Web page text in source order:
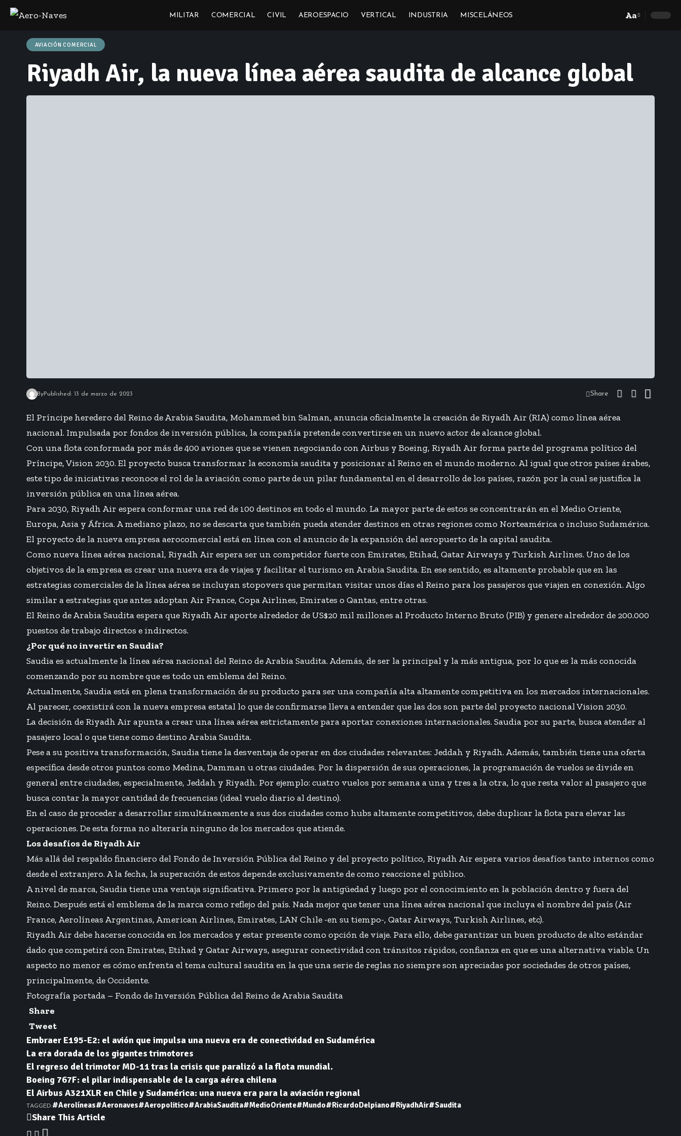
MILITAR COMERCIAL CIVIL AEROESPACIO VERTICAL INDUSTRIA MISCELÁNEOS
Font
Aa
AVIACIÓN COMERCIAL
Riyadh Air, la nueva línea aérea saudita de alcance global
ByPublished: 13 de marzo de 2023 Share
El Príncipe heredero del Reino de Arabia Saudita, Mohammed bin Salman, anuncia oficialmente la creación de Riyadh Air (RIA) como línea aérea
nacional. Impulsada por fondos de inversión pública, la compañía pretende convertirse en un nuevo actor de alcance global.
Con una flota conformada por más de 400 aviones que se vienen negociando con Airbus y Boeing, Riyadh Air forma parte del programa político del
Príncipe, Vision 2030. El proyecto busca transformar la economía saudita y posicionar al Reino en el mundo moderno. Al igual que otros países árabes,
este tipo de iniciativas reconoce el rol de la aviación como parte de un pilar fundamental en el desarrollo de los países, razón por la cual se justifica la
inversión pública en una línea aérea.
Para 2030, Riyadh Air espera conformar una red de 100 destinos en todo el mundo. La mayor parte de estos se concentrarán en el Medio Oriente,
Europa, Asia y África. A mediano plazo, no se descarta que también pueda atender destinos en otras regiones como Norteamérica o incluso Sudamérica.
El proyecto de la nueva empresa aerocomercial está en línea con el anuncio de la expansión del aeropuerto de la capital saudita.
Como nueva línea aérea nacional, Riyadh Air espera ser un competidor fuerte con Emirates, Etihad, Qatar Airways y Turkish Airlines. Uno de los
objetivos de la empresa es crear una nueva era de viajes y facilitar el turismo en Arabia Saudita. En ese sentido, es altamente probable que en las
estrategias comerciales de la línea aérea se incluyan stopovers que permitan visitar unos días el Reino para los pasajeros que viajen en conexión. Algo
similar a estrategias que antes adoptan Air France, Copa Airlines, Emirates o Qantas, entre otras.
El Reino de Arabia Saudita espera que Riyadh Air aporte alrededor de US$20 mil millones al Producto Interno Bruto (PIB) y genere alrededor de 200.000
puestos de trabajo directos e indirectos.
¿Por qué no invertir en Saudia?
Saudia es actualmente la línea aérea nacional del Reino de Arabia Saudita. Además, de ser la principal y la más antigua, por lo que es la más conocida
comenzando por su nombre que es todo un emblema del Reino.
Actualmente, Saudia está en plena transformación de su producto para ser una compañía alta altamente competitiva en los mercados internacionales.
Al parecer, coexistirá con la nueva empresa estatal lo que de confirmarse lleva a entender que las dos son parte del proyecto nacional Vision 2030.
La decisión de Riyadh Air apunta a crear una línea aérea estrictamente para aportar conexiones internacionales. Saudia por su parte, busca atender al
pasajero local o que tiene como destino Arabia Saudita.
Pese a su positiva transformación, Saudia tiene la desventaja de operar en dos ciudades relevantes: Jeddah y Riyadh. Además, también tiene una oferta
específica desde otros puntos como Medina, Damman u otras ciudades. Por la dispersión de sus operaciones, la programación de vuelos se divide en
general entre ciudades, especialmente, Jeddah y Riyadh. Por ejemplo: cuatro vuelos por semana a una y tres a la otra, lo que resta valor al pasajero que
busca contar la mayor cantidad de frecuencias (ideal vuelo diario al destino).
En el caso de proceder a desarrollar simultáneamente a sus dos ciudades como hubs altamente competitivos, debe duplicar la flota para elevar las
operaciones. De esta forma no alteraría ninguno de los mercados que atiende.
Los desafíos de Riyadh Air
Más allá del respaldo financiero del Fondo de Inversión Pública del Reino y del proyecto político, Riyadh Air espera varios desafíos tanto internos como
desde el extranjero. A la fecha, la superación de estos depende exclusivamente de como reaccione el público.
A nivel de marca, Saudia tiene una ventaja significativa. Primero por la antigüedad y luego por el conocimiento en la población dentro y fuera del
Reino. Después está el emblema de la marca como reflejo del país. Nada mejor que tener una línea aérea nacional que incluya el nombre del país (Air
France, Aerolíneas Argentinas, American Airlines, Emirates, LAN Chile -en su tiempo-, Qatar Airways, Turkish Airlines, etc).
Riyadh Air debe hacerse conocida en los mercados y estar presente como opción de viaje. Para ello, debe garantizar un buen producto de alto estándar
dado que competirá con Emirates, Etihad y Qatar Airways, asegurar conectividad con tránsitos rápidos, confianza en que es una alternativa viable. Un
aspecto no menor es cómo enfrenta el tema cultural saudita en la que una serie de reglas no siempre son apreciadas por sociedades de otros países,
principalmente, de Occidente.
Fotografía portada – Fondo de Inversión Pública del Reino de Arabia Saudita
Share
Tweet
Embraer E195-E2: el avión que impulsa una nueva era de conectividad en Sudamérica
La era dorada de los gigantes trimotores
El regreso del trimotor MD-11 tras la crisis que paralizó a la flota mundial.
Boeing 767F: el pilar indispensable de la carga aérea chilena
El Airbus A321XLR en Chile y Sudamérica: una nueva era para la aviación regional
TAGGED:#Aerolíneas#Aeronaves#Aeropolitico#ArabiaSaudita#MedioOriente#Mundo#RicardoDelpiano#RiyadhAir#Saudita
Share This Article